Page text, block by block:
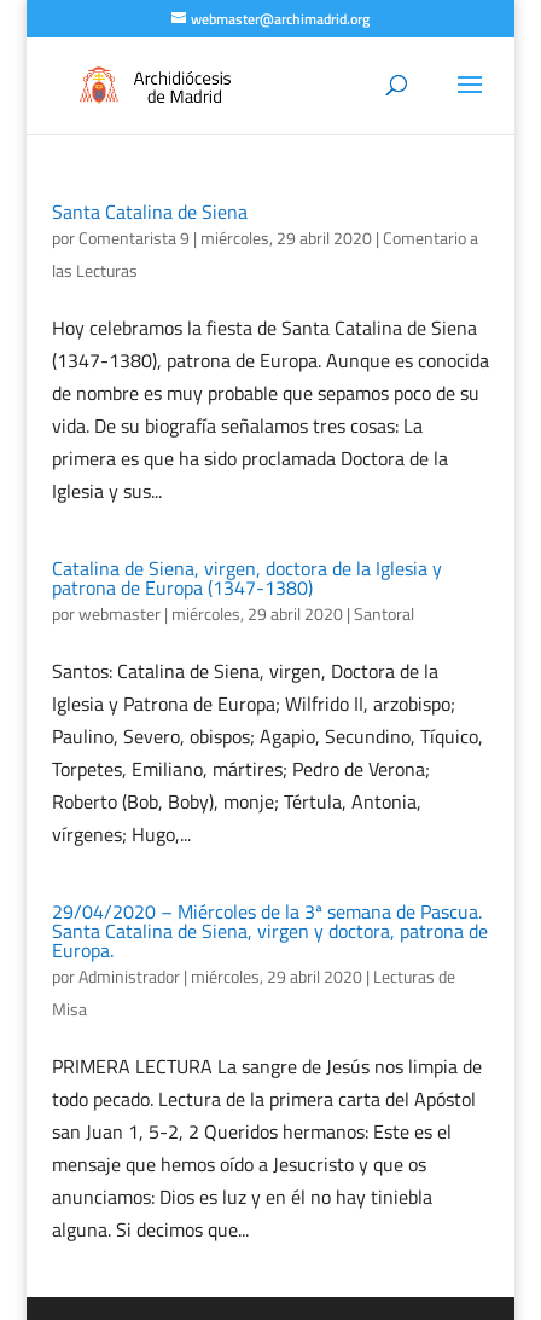
webmaster@archimadrid.org
Santa Catalina de Siena
porComentarista 9 | miércoles, 29 abril 2020|Comentario a
las Lecturas
Hoy celebramos la fiesta de Santa Catalina de Siena
(1347-1380), patrona de Europa. Aunque es conocida
de nombre es muy probable que sepamos poco de su
vida. De su biografía señalamos tres cosas: La
primera es que ha sido proclamada Doctora de la
Iglesia y sus...
Catalina de Siena, virgen, doctora de la Iglesia y
patrona de Europa (1347-1380)
porwebmaster| miércoles, 29 abril 2020|Santoral
Santos: Catalina de Siena, virgen, Doctora de la
Iglesia y Patrona de Europa; Wilfrido II, arzobispo;
Paulino, Severo, obispos; Agapio, Secundino, Tíquico,
Torpetes, Emiliano, mártires; Pedro de Verona;
Roberto (Bob, Boby), monje; Tértula, Antonia,
vírgenes; Hugo,...
29/04/2020 – Miércoles de la 3ª semana de Pascua.
Santa Catalina de Siena, virgen y doctora, patrona de
Europa.
porAdministrador| miércoles, 29 abril 2020| Lecturas de
Misa
PRIMERA LECTURA La sangre de Jesús nos limpia de
todo pecado. Lectura de la primera carta del Apóstol
san Juan 1, 5-2, 2 Queridos hermanos: Este es el
mensaje que hemos oído a Jesucristo y que os
anunciamos: Dios es luz y en él no hay tiniebla
alguna. Si decimos que...